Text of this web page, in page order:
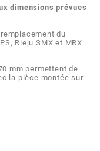
dimensions prévues
du
Rieju SMX et MRX
mm permettent de
la pièce montée sur